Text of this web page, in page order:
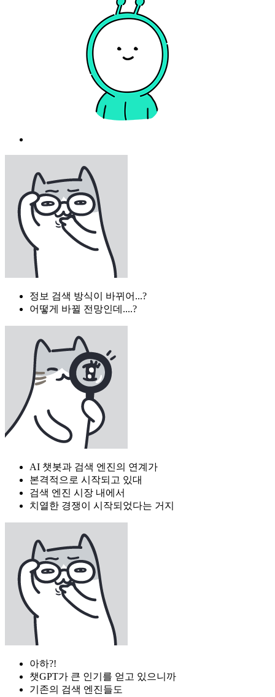
정보 검색 방식이 바뀌어...?
어떻게 바뀔 전망인데....?
AI 챗봇과 검색 엔진의 연계가
본격적으로 시작되고 있대
검색 엔진 시장 내에서
치열한 경쟁이 시작되었다는 거지
아하?!
챗GPT가 큰 인기를 얻고 있으니까
기존의 검색 엔진들도